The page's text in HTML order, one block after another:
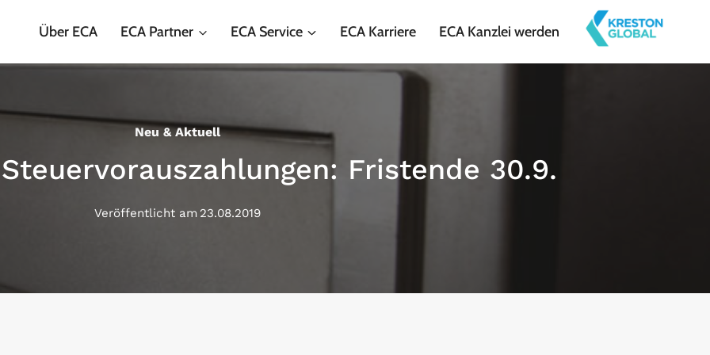
Über ECA ECA Partner ECA Service ECA Karriere ECA Kanzlei werden
Neu & Aktuell
Fristende 30.9.
Veröffentlicht am 23.08.2019